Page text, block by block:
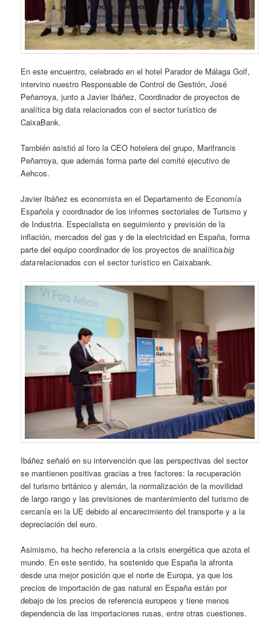
En este encuentro, celebrado en el hotel Parador de Málaga Golf,
intervino nuestro Responsable de Control de Gestión, José
Peñarroya, junto a Javier Ibáñez, Coordinador de proyectos de
analítica big data relacionados con el sector turístico de
CaixaBank.
También asistió al foro la CEO hotelera del grupo, Marifrancis
Peñarroya, que además forma parte del comité ejecutivo de
Aehcos.
Javier Ibáñez es economista en el Departamento de Economía
Española y coordinador de los informes sectoriales de Turismo y
de Industria. Especialista en seguimiento y previsión de la
inflación, mercados del gas y de la electricidad en España, forma
parte del equipo coordinador de los proyectos de analíticabig
datarelacionados con el sector turístico en Caixabank.
Ibáñez señaló en su intervención que las perspectivas del sector
se mantienen positivas gracias a tres factores: la recuperación
del turismo británico y alemán, la normalización de la movilidad
de largo rango y las previsiones de mantenimiento del turismo de
cercanía en la UE debido al encarecimiento del transporte y a la
depreciación del euro.
Asimismo, ha hecho referencia a la crisis energética que azota el
mundo. En este sentido, ha sostenido que España la afronta
desde una mejor posición que el norte de Europa, ya que los
precios de importación de gas natural en España están por
debajo de los precios de referencia europeos y tiene menos
dependencia de las importaciones rusas, entre otras cuestiones.